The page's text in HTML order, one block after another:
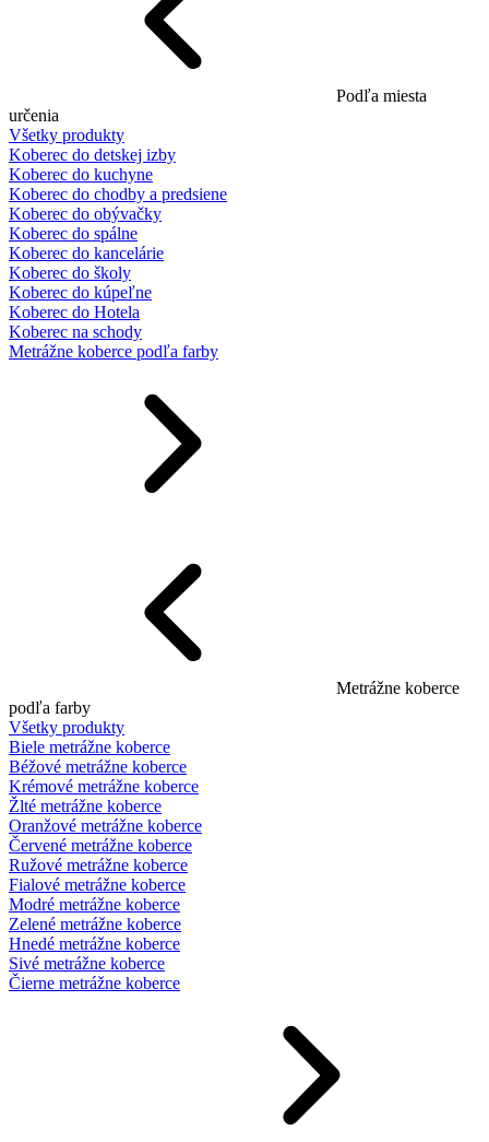
Podľa miesta
určenia
Všetky produkty
Koberec do detskej izby
Koberec do kuchyne
Koberec do chodby a predsiene
Koberec do obývačky
Koberec do spálne
Koberec do kancelárie
Koberec do školy
Koberec do kúpeľne
Koberec do Hotela
Koberec na schody
Metrážne koberce podľa farby
Metrážne koberce
podľa farby
Všetky produkty
Biele metrážne koberce
Béžové metrážne koberce
Krémové metrážne koberce
Žlté metrážne koberce
Oranžové metrážne koberce
Červené metrážne koberce
Ružové metrážne koberce
Fialové metrážne koberce
Modré metrážne koberce
Zelené metrážne koberce
Hnedé metrážne koberce
Sivé metrážne koberce
Čierne metrážne koberce